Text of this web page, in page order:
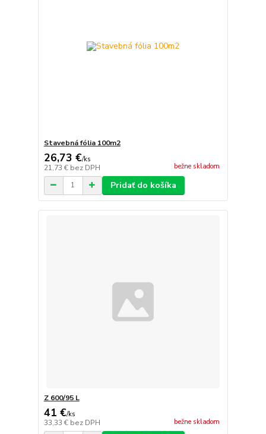
Stavebná fólia 100m2
26,73 €/ks
21,73 € bez DPH bežne skladom
Pridať do košíka
Z 600/95 L
41 €/ks
33,33 € bez DPH bežne skladom